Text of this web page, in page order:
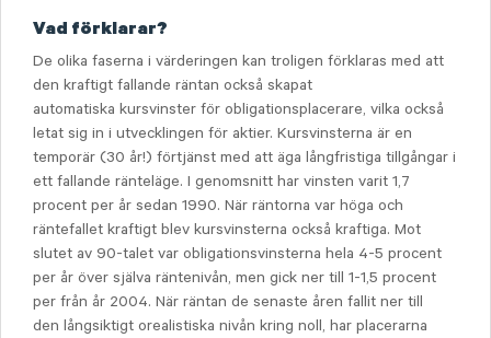
Vad förklarar?
De olika faserna i värderingen kan troligen förklaras med att
den kraftigt fallande räntan också skapat
automatiska kursvinster för obligationsplacerare, vilka också
letat sig in i utvecklingen för aktier. Kursvinsterna är en
temporär (30 år!) förtjänst med att äga långfristiga tillgångar i
ett fallande ränteläge. I genomsnitt har vinsten varit 1,7
procent per år sedan 1990. När räntorna var höga och
räntefallet kraftigt blev kursvinsterna också kraftiga. Mot
slutet av 90-talet var obligationsvinsterna hela 4-5 procent
per år över själva räntenivån, men gick ner till 1-1,5 procent
per från år 2004. När räntan de senaste åren fallit ner till
den långsiktigt orealistiska nivån kring noll, har placerarna